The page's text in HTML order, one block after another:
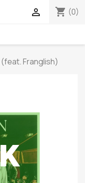
shopping_cart (0)

(feat. Franglish)